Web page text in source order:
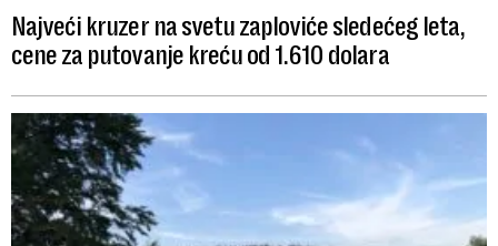
Najveći kruzer na svetu zaploviće sledećeg leta,
cene za putovanje kreću od 1.610 dolara